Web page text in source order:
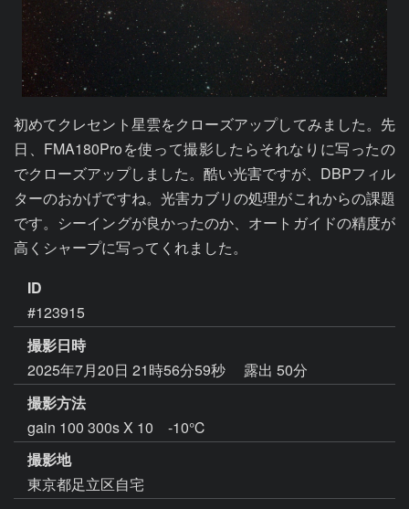
初めてクレセント星雲をクローズアップしてみました。先
日、FMA180Proを使って撮影したらそれなりに写ったの
でクローズアップしました。酷い光害ですが、DBPフィル
ターのおかげですね。光害カブリの処理がこれからの課題
です。シーイングが良かったのか、オートガイドの精度が
ID
#123915
撮影日時
2025年7月20日 21時56分59秒
露出 50分
撮影方法
gain 100 300s X 10 -10℃
撮影地
東京都足立区自宅